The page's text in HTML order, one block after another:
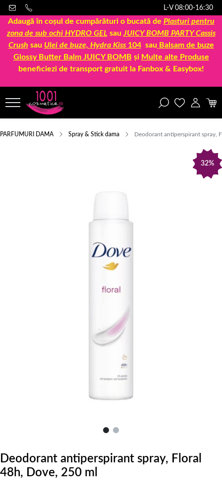
L-V 08:00-16:30
Adaugă în coșul de cumpărături o bucată de Plasturi pentru
zona de sub ochi HYDRO GEL sau JUICY BOMB PARTY Cassis
Crush sau Ulei de buze, Hydra Kiss 104sau Balsam de buze
Glossy Butter Balm JUICY BOMB și Multe alte Produse
beneficiezi de transport gratuit la Fanbox & Easybox!
PARFUMURI DAMA Spray & Stick dama Deodorant antiperspirant spray,
32%
Deodorant antiperspirant spray, Floral
48h, Dove, 250 ml